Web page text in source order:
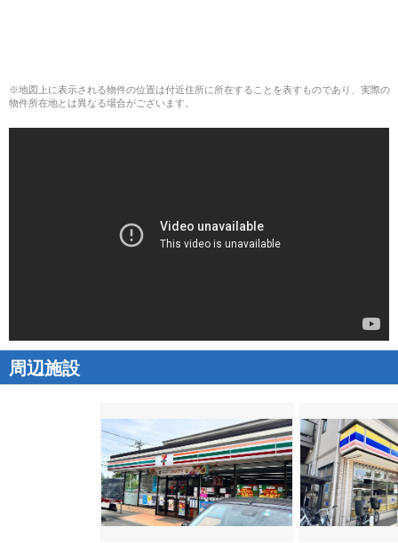
※地図上に表示される物件の位置は付近住所に所在することを表すものであり、実際の
物件所在地とは異なる場合がございます。
周辺施設